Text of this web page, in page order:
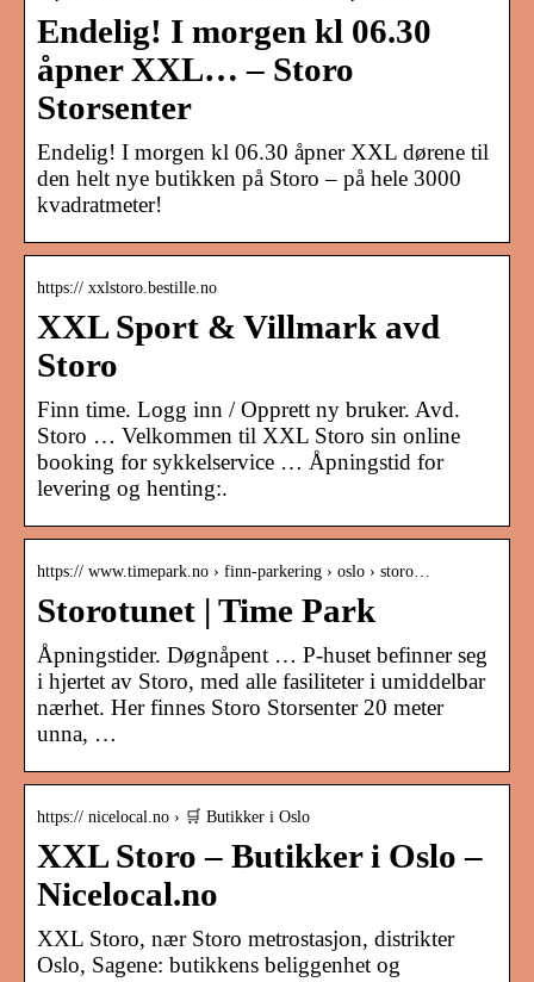
Endelig! I morgen kl 06.30
åpner XXL… – Storo
Storsenter
Endelig! I morgen kl 06.30 åpner XXL dørene til
den helt nye butikken på Storo – på hele 3000
kvadratmeter!
https:// xxlstoro.bestille.no
XXL Sport & Villmark avd
Storo
Finn time. Logg inn / Opprett ny bruker. Avd.
Storo … Velkommen til XXL Storo sin online
booking for sykkelservice … Åpningstid for
levering og henting:.
https:// www.timepark.no › finn-parkering › oslo › storo…
Storotunet | Time Park
Åpningstider. Døgnåpent … P-huset befinner seg
i hjertet av Storo, med alle fasiliteter i umiddelbar
nærhet. Her finnes Storo Storsenter 20 meter
unna, …
https:// nicelocal.no › 🛒 Butikker i Oslo
XXL Storo – Butikker i Oslo –
Nicelocal.no
XXL Storo, nær Storo metrostasjon, distrikter
Oslo, Sagene: butikkens beliggenhet og